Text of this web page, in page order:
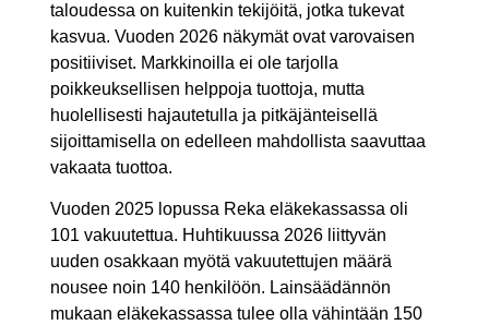
taloudessa on kuitenkin tekijöitä, jotka tukevat
kasvua. Vuoden 2026 näkymät ovat varovaisen
positiiviset. Markkinoilla ei ole tarjolla
poikkeuksellisen helppoja tuottoja, mutta
huolellisesti hajautetulla ja pitkäjänteisellä
sijoittamisella on edelleen mahdollista saavuttaa
vakaata tuottoa.
Vuoden 2025 lopussa Reka eläkekassassa oli
101 vakuutettua. Huhtikuussa 2026 liittyvän
uuden osakkaan myötä vakuutettujen määrä
nousee noin 140 henkilöön. Lainsäädännön
mukaan eläkekassassa tulee olla vähintään 150